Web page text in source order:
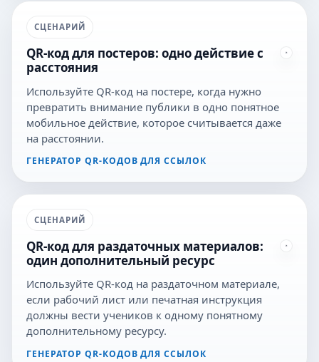
СЦЕНАРИЙ
QR-код для постеров: одно действие с
расстояния
Используйте QR-код на постере, когда нужно
превратить внимание публики в одно понятное
мобильное действие, которое считывается даже
на расстоянии.
ГЕНЕРАТОР QR-КОДОВ ДЛЯ ССЫЛОК
СЦЕНАРИЙ
QR-код для раздаточных материалов:
один дополнительный ресурс
Используйте QR-код на раздаточном материале,
если рабочий лист или печатная инструкция
должны вести учеников к одному понятному
дополнительному ресурсу.
ГЕНЕРАТОР QR-КОДОВ ДЛЯ ССЫЛОК